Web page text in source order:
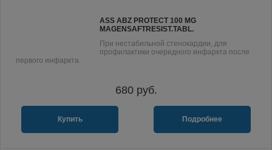
ASS ABZ PROTECT 100 MG
MAGENSAFTRESIST.TABL.
При нестабильной стенокардии, для
профилактики очередного инфаркта после
первого инфаркта.
680руб.
Купить Подробнее